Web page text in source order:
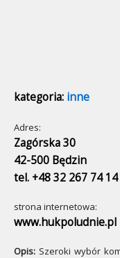
kategoria: inne
Adres:
Zagórska 30
42-500 Będzin
tel. +48 32 267 74 14
strona internetowa:
www.hukpoludnie.pl
Opis: Szeroki wybór